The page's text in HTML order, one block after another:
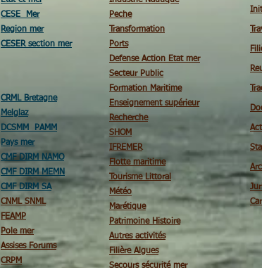
CESE Mer
Region mer
CESER section mer
CRML Bretagne
Melglaz
DCSMM PAMM
Pays mer
CMF DIRM NAMO
CMF DIRM MEMN
CMF DIRM SA
CNML SNML
FEAMP
Pole mer
Assises Forums
CRPM
Peche
Transformation
Ports
Defense Action Etat mer
Secteur Public
Formation Maritime
Enseignement supérieur
Recherche
SHOM
IFREMER
Flotte maritime
Tourisme Littoral
Météo
Marétique
Patrimoine Histoire
Autres activités
Filière Algues
Secours sécurité mer